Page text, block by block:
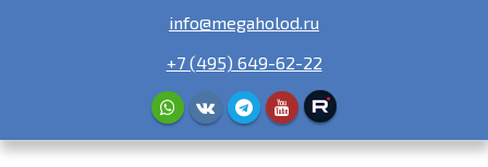
info@megaholod.ru
+7 (495) 649-62-22